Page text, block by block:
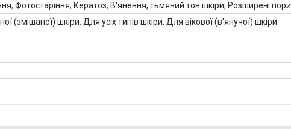
, Фотостаріння, Кератоз, В'янення, тьмяний тон шкіри, Розширені пори
(змішаної) шкіри, Для усіх типів шкіри, Для вікової (в'янучої) шкіри